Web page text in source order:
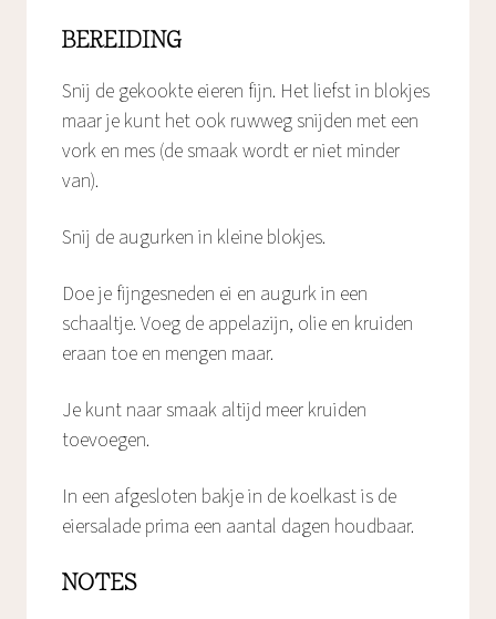
BEREIDING
Snij de gekookte eieren fijn. Het liefst in blokjes
maar je kunt het ook ruwweg snijden met een
vork en mes (de smaak wordt er niet minder
van).
Snij de augurken in kleine blokjes.
Doe je fijngesneden ei en augurk in een
schaaltje. Voeg de appelazijn, olie en kruiden
eraan toe en mengen maar.
Je kunt naar smaak altijd meer kruiden
toevoegen.
In een afgesloten bakje in de koelkast is de
eiersalade prima een aantal dagen houdbaar.
NOTES